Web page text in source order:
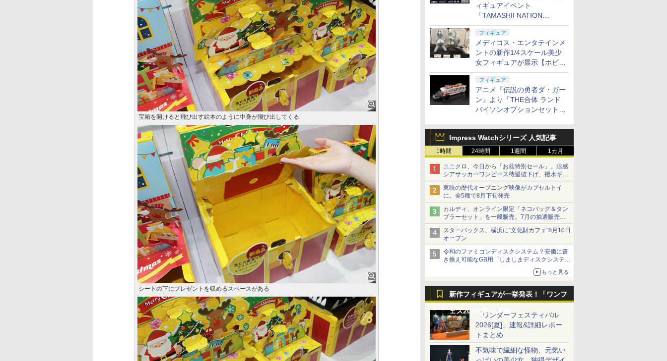
ィギュアイベント
「TAMASHII NATION
2026」が11月13日より開催
決定
フィギュア
メディコス・エンタテインメ
ントの新作1/4スケール美少
女フィギュアが展示【ホビー
メーカー合同展示会】
フィギュア
アニメ『伝説の勇者ダ・ガー
ン』より「THE合体 ランド
バイソンオプションセット」
Impress Watchシリーズ 人気記事
1時間 24時間 1週間 1カ月
ユニクロ、今日から「お盆特別セール」。涼感
シアサッカーワンピース待望値下げ、撥水ギア
ショーツは1990円に
東映の歴代オープニング映像がカプセルトイ
に。全5種で8月下旬発売
カルディ、オンライン限定「ネコバッグ＆タン
ブラーセット」を一般販売。7月の抽選販売の
当選無効分
スターバックス、横浜に“文化財カフェ”8月10日
オープン
令和のファミコンディスクシステム？安価に書
き換え可能なGB用「しましまディスクシステ
もっと見る
新作フィギュアが一挙発表！「ワンフ
ェス2026[夏]」特集「ワンダーフェスティバル
2026[夏]」速報&詳細レポー
トまとめ
不気味で繊細な怪物、元気い
宝箱を開けると飛び出す絵本のように中身が飛び出してくる
シートの下にプレゼントを収めるスペースがある